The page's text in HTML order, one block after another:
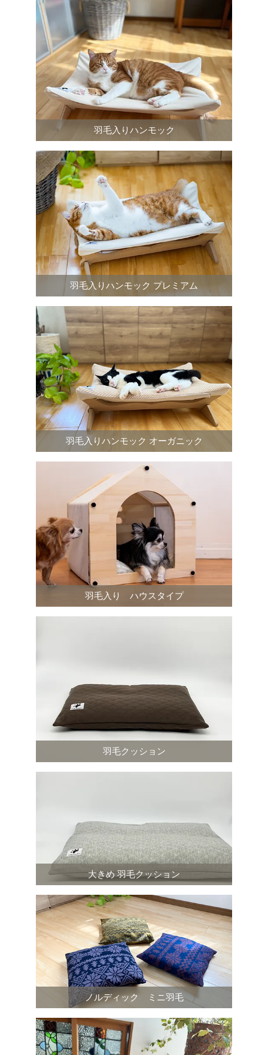
羽毛入りハンモック
羽毛入りハンモック プレミアム
羽毛入りハンモック オーガニック
羽毛入り ハウスタイプ
羽毛クッション
大きめ 羽毛クッション
ノルディック ミニ羽毛